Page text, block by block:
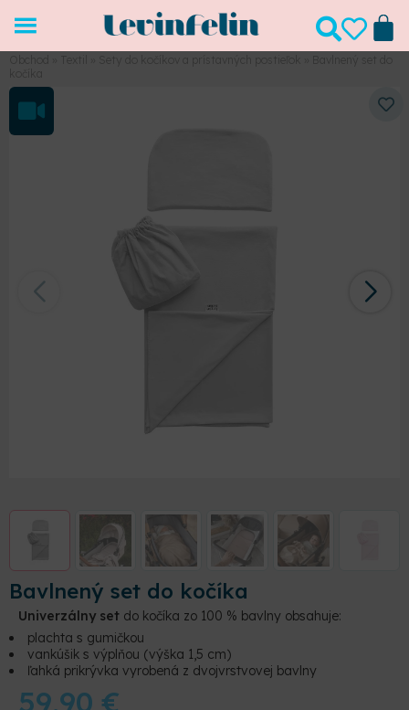
Bavlnený set do kočíka
Univerzálny set do kočíka zo 100 % bavlny obsahuje:
plachta s gumičkou
vankúšik s výplňou (výška 1,5 cm)
ľahká prikrývka vyrobená z dvojvrstvovej bavlny
59,90 €